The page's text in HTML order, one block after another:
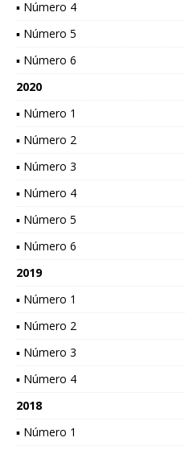
▪ Número 4
▪ Número 5
▪ Número 6
2020
▪ Número 1
▪ Número 2
▪ Número 3
▪ Número 4
▪ Número 5
▪ Número 6
2019
▪ Número 1
▪ Número 2
▪ Número 3
▪ Número 4
2018
▪ Número 1